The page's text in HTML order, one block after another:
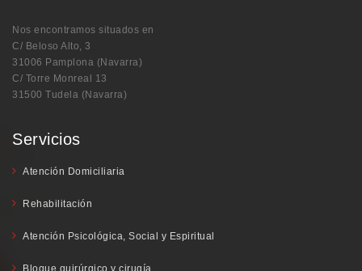
Nos encontramos situados en
C/ Beloso Alto, 3
31006 Pamplona (Navarra)
C/ Torre Monreal 13
31500 Tudela (Navarra)
Servicios
Atención Domiciliaria
Rehabilitación
Atención Psicológica, Social y Espiritual